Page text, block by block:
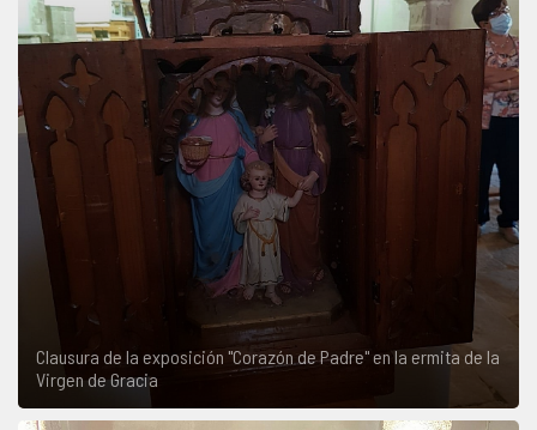
Clausura de la exposición "Corazón de Padre" en la ermita de la
Virgen de Gracia